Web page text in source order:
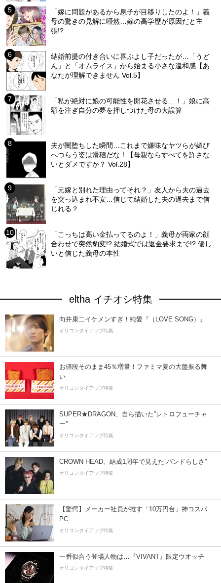
「嫁に問題があるから息子が目移りしたのよ！」義
母の驚きの見解に唖然…嫁の高学歴が原因だと主
張!?
結婚前提の付き合いに喜ぶよし子だったが…「うど
ん」と「オムライス」から始まる小さな違和感【あ
なたが理解できません Vol.5】
「私が絶対に娘の可能性を開花させる…！」娘に高
額を注ぎ自分の夢を押しつけた母の大誤算
夫が闇堕ちした瞬間…これまで嫌味なヤツらが媚び
へつらう姿は滑稽だな！【母親ならすべてを許さな
いとダメですか？ Vol.28】
「元嫁と別れた理由ってそれ？」友人から夫の過去
を突っ込まれ不安…信じて結婚した夫の過去まで信
じれる？
「こっちは高い金払ってるのよ！」義母が両家の顔
合わせで突然豹変!? 結婚式では返金要求まで!? 優し
いと信じた義母の本性
eltha イチオシ特集
向井康二イケメンすぎ！純愛『（LOVE SONG）』
オリコンタイアップ特集
お値段そのまま45％増量！ファミマ夏の大盤振る舞
い
オリコンタイアップ特集
SUPER★DRAGON、自ら描いた”レトロフューチャ
ー”
オリコンタイアップ特集
CROWN HEAD、結成1周年で見えた”バンドらしさ”
オリコンタイアップ特集
【驚愕】メーカー社員が推す「10万円台」神コスパ
PC
オリコンタイアップ特集
一番似合う登場人物は…『VIVANT』限定ウオッチ
オリコンタイアップ特集